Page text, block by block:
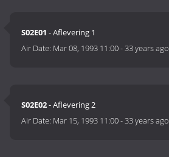
S02E01 - Aflevering 1
Air Date: Mar 08, 1993 11:00-33 years ago
S02E02- Aflevering 2
Air Date: Mar 15, 1993 11:00-33 years ago